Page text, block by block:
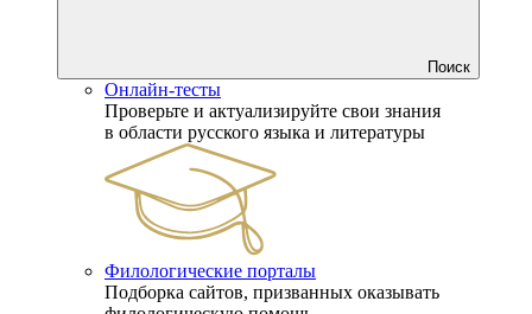
Поиск
Онлайн-тесты
Проверьте и актуализируйте свои знания
в области русского языка и литературы
Филологические порталы
Подборка сайтов, призванных оказывать